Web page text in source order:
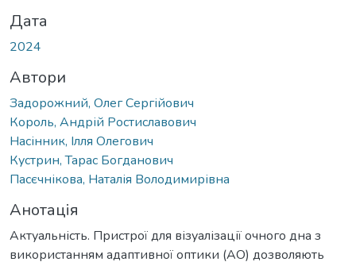
Дата
2024
Автори
Задорожний, Олег Сергійович
Король, Андрій Ростиславович
Насінник, Ілля Олегович
Кустрин, Тарас Богданович
Пасєчнікова, Наталія Володимирівна
Анотація
Актуальність. Пристрої для візуалізації очного дна з
використанням адаптивної оптики (АО) дозволяють